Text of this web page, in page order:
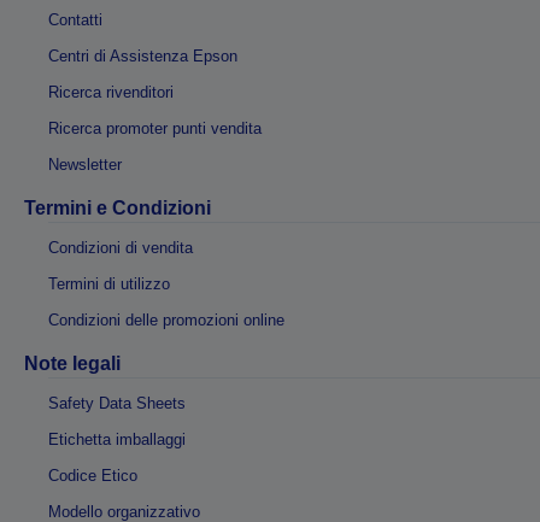
Contatti
Centri di Assistenza Epson
Ricerca rivenditori
Ricerca promoter punti vendita
Newsletter
Termini e Condizioni
Condizioni di vendita
Termini di utilizzo
Condizioni delle promozioni online
Note legali
Safety Data Sheets
Etichetta imballaggi
Codice Etico
Modello organizzativo